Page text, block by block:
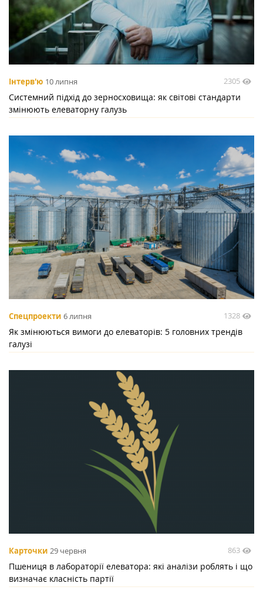
Інтерв'ю 10 липня 2305
Системний підхід до зерносховища: як світові стандарти
змінюють елеваторну галузь
Спецпроекти 6 липня 1328
Як змінюються вимоги до елеваторів: 5 головних трендів
галузі
Карточки 29 червня 863
Пшениця в лабораторії елеватора: які аналізи роблять і що
визначає класність партії